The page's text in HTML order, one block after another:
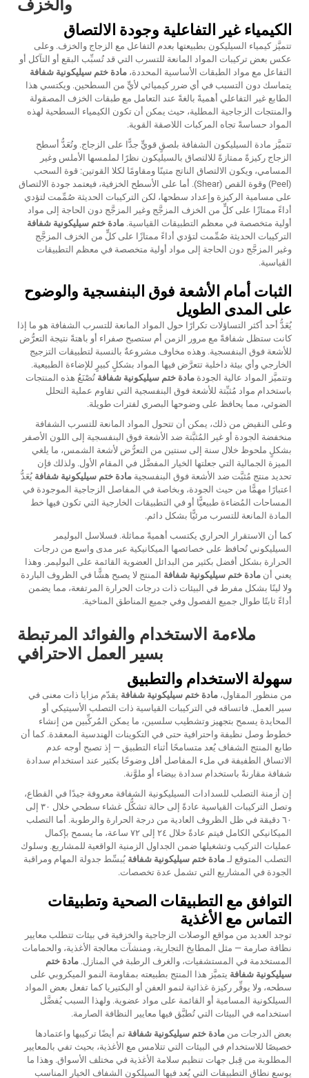
والخزف
الكيمياء غير التفاعلية وجودة الالتصاق
تتميَّز كيمياء السيليكون بطبيعتها بعدم التفاعل مع الزجاج والخزف. وعلى
عكس بعض تركيبات المواد المانعة للتسرب التي قد تُسبِّب البقع أو التآكل أو
التفاعل مع مواد الطبقات الأساسية المحددة، مادة ختم سيليكونية شفافة
يتماسك دون التسبب في أي ضرر كيميائي لأيٍّ من السطحين. ويكتسي هذا
الطابع غير التفاعلي أهميةً بالغةً عند التعامل مع طبقات الخزف المصقولة
والمنتجات الزجاجية المطلية، حيث يمكن أن تكون الكيمياء السطحية لهذه
المواد حساسةً تجاه المركبات اللاصقة القوية.
تتميَّز مادة السيليكون الشفافة بلصقٍ قويٍّ جدًّا على الزجاج. وتُعَدُّ أسطح
الزجاج ركيزةً ممتازةً للالتصاق بالسيليكون نظرًا لملمسها الأملس وغير
المسامي، ويكون الالتصاق الناتج متينًا ومقاومًا لكلا القوتين: قوة السحب
(Peel) وقوة القص (Shear). أما على الأسطح الخزفية، فيعتمد جودة الالتصاق
على مسامية الركيزة وإعداد سطحها، لكن التركيبات الحديثة صُمِّمت لتؤدي
أداءً ممتازًا على كلٍّ من الخزف المزجَّج وغير المزجَّج دون الحاجة إلى مواد
أولية متخصصة في معظم التطبيقات القياسية. مادة ختم سيليكونية شفافة
التركيبات الحديثة صُمِّمت لتؤدي أداءً ممتازًا على كلٍّ من الخزف المزجَّج
وغير المزجَّج دون الحاجة إلى مواد أولية متخصصة في معظم التطبيقات
القياسية.
الثبات أمام الأشعة فوق البنفسجية والوضوح
على المدى الطويل
يُعَدُّ أحد أكثر التساؤلات تكرارًا حول المواد المانعة للتسرب الشفافة هو ما إذا
كانت ستظل شفافةً مع مرور الزمن أم ستصبح صفراء أو باهتةً نتيجة التعرُّض
للأشعة فوق البنفسجية. وهذه مخاوف مشروعةٌ بالنسبة لتطبيقات التزجيج
الخارجي وأي بيئة داخلية تتعرَّض فيها المواد بشكلٍ كبيرٍ للإضاءة الطبيعية.
وتتميَّز المواد عالية الجودة مادة ختم سيليكونية شفافة تُصْنَعُ هذه المنتجات
باستخدام مواد مُثبِّتة للأشعة فوق البنفسجية التي تقاوم عملية التحلل
الضوئي، مما يحافظ على وضوحها البصري لفترات طويلة.
وعلى النقيض من ذلك، يمكن أن تتحول المواد المانعة للتسرب الشفافة
منخفضة الجودة أو غير المُثبَّتة ضد الأشعة فوق البنفسجية إلى اللون الأصفر
بشكلٍ ملحوظ خلال سنة إلى سنتين من التعرُّض لأشعة الشمس، ما يلغي
الميزة الجمالية التي جعلتها الخيار المفضَّل في المقام الأول. ولذلك فإن
تحديد منتج مُثبَّت ضد الأشعة فوق البنفسجية مادة ختم سيليكونية شفافة يُعَدُّ
اعتبارًا مهمًّا من حيث الجودة، وبخاصة في المفاصل الزجاجية الموجودة في
المساحات المُضاءة طبيعيًّا أو في التطبيقات الخارجية التي تكون فيها خط
المادة المانعة للتسرب مرئيًّا بشكل دائم.
كما أن الاستقرار الحراري يكتسب أهميةً مماثلة. فسلاسل البوليمر
السيليكوني تُحافظ على خصائصها الميكانيكية عبر مدى واسع من درجات
الحرارة بشكل أفضل بكثير من البدائل العضوية القائمة على البوليمر. وهذا
يعني أن مادة ختم سيليكونية شفافة المنتج لا يصبح هشًّا في الظروف الباردة
ولا لينًا بشكل مفرط في البيئات ذات درجات الحرارة المرتفعة، مما يضمن
أداءً ثابتًا طوال جميع الفصول وفي جميع المناطق المناخية.
ملاءمة الاستخدام والفوائد المرتبطة
بسير العمل الاحترافي
سهولة الاستخدام والتطبيق
من منظور المقاول، مادة ختم سيليكونية شفافة يقدّم مزايا ذات معنى في
سير العمل. فاتساقه في التركيبات القياسية ذات التصلب الأسيتيكي أو
المحايدة يسمح بتجهيز وتشطيب سلسين، ما يمكن المُركِّبين من إنشاء
خطوط وصل نظيفة واحترافية حتى في التكوينات الهندسية المعقدة. كما أن
طابع المنتج الشفاف يُعد متسامحًا أثناء التطبيق — إذ تصبح أوجه عدم
الاتساق الطفيفة في ملء المفاصل أقل وضوحًا بكثير عند استخدام سدادة
شفافة مقارنةً باستخدام سدادة بيضاء أو ملوَّنة.
إن أزمنة التصلب للسدادات السيليكونية الشفافة معروفة جيدًا في القطاع،
وتصل التركيبات القياسية عادةً إلى حالة تشكُّل غشاء سطحي خلال ٣٠ إلى
٦٠ دقيقة في ظل الظروف العادية من درجة الحرارة والرطوبة. أما التصلب
الميكانيكي الكامل فيتم عادةً خلال ٢٤ إلى ٧٢ ساعة، ما يسمح بإكمال
عمليات التركيب وتشغيلها ضمن الجداول الزمنية الواقعية للمشاريع. وسلوك
التصلب المتوقع لـ مادة ختم سيليكونية شفافة يُبسِّط جدولة المهام ومراقبة
الجودة في المشاريع التي تشمل عدة تخصصات.
التوافق مع التطبيقات الصحية وتطبيقات
التماس مع الأغذية
توجد العديد من مواقع الوصلات الزجاجية والخزفية في بيئات تتطلب معايير
نظافة صارمة — مثل المطابخ التجارية، ومنشآت معالجة الأغذية، والحمامات
المستخدمة في المستشفيات، والغرف الرطبة في المنازل. مادة ختم
سيليكونية شفافة يتميَّز هذا المنتج بطبيعته بمقاومة النمو الميكروبي على
سطحه، ولا يوفِّر ركيزة غذائية لنمو العفن أو البكتيريا كما تفعل بعض المواد
السيلكونية المسامية أو القائمة على مواد عضوية. ولهذا السبب يُفضَّل
استخدامه في البيئات التي تُطبَّق فيها معايير النظافة الصارمة.
بعض الدرجات من مادة ختم سيليكونية شفافة تم أيضًا تركيبها واعتمادها
خصيصًا للاستخدام في البيئات التي تتلامس مع الأغذية، بحيث تفي بالمعايير
المطلوبة من قِبل جهات تنظيم سلامة الأغذية في مختلف الأسواق. وهذا ما
يوسع نطاق التطبيقات التي يُعد فيها السيلكون الشفاف الخيار المناسب